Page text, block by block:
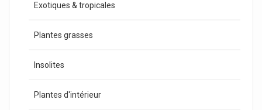
Exotiques & tropicales
Plantes grasses
Insolites
Plantes d'intérieur